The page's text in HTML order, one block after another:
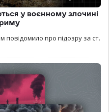
у воєнному злочині
повідомило про підозру за ст.